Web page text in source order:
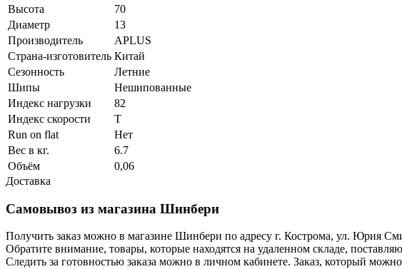
Высота
70
Диаметр
13
Производитель
APLUS
Страна-изготовитель Китай
Сезонность
Летние
Шипы
Нешипованные
Индекс нагрузки
82
Индекс скорости
T
Run on flat
Нет
Вес в кг.
6.7
Объём
0,06
Доставка
Самовывоз из магазина Шинбери
Получить заказ можно в магазине Шинбери по адресу г. Кострома, ул. Юрия
Обратите внимание, товары, которые находятся на удаленном складе,
Следить за готовностью заказа можно в личном кабинете. Заказ, который можно